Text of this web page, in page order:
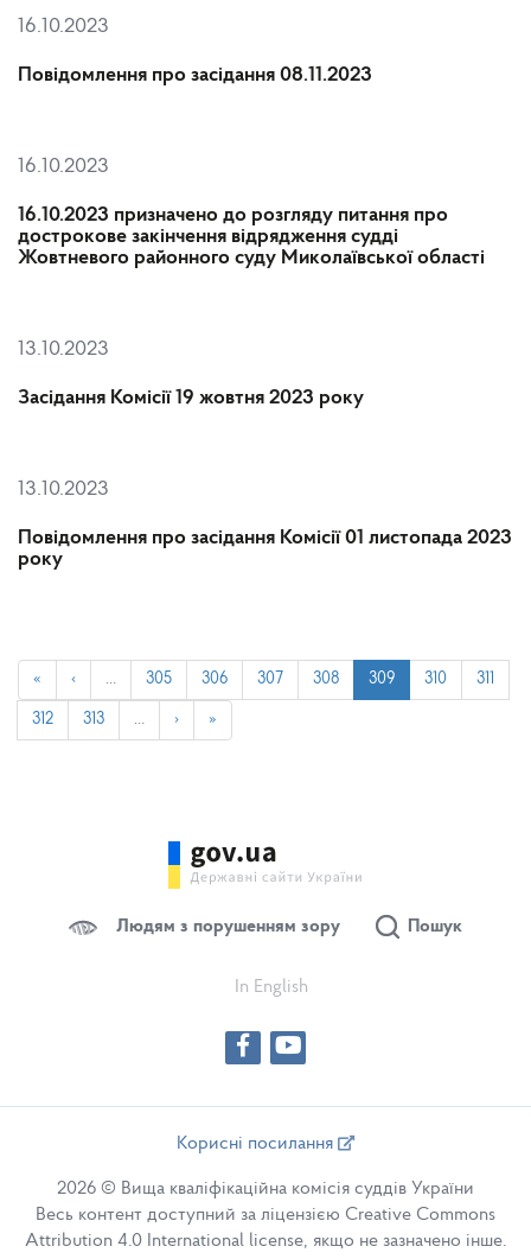
16.10.2023
Повідомлення про засідання 08.11.2023
16.10.2023
16.10.2023 призначено до розгляду питання про
дострокове закінчення відрядження судді
Жовтневого районного суду Миколаївської області
13.10.2023
Засідання Комісії 19 жовтня 2023 року
13.10.2023
Повідомлення про засідання Комісії 01 листопада 2023
року
« ‹ … 305 306 307 308 309 310 311
312 313 … › »
Людям з порушенням зору Пошук
In English
Корисні посилання
2026 © Вища кваліфікаційна комісія суддів України
Весь контент доступний за ліцензією Creative Commons
Attribution 4.0 International license, якщо не зазначено інше.